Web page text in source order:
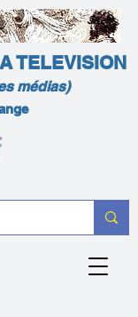
TELEVISION
médias)